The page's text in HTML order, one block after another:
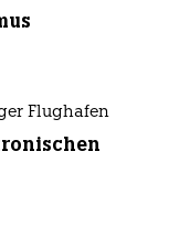
Flughafen